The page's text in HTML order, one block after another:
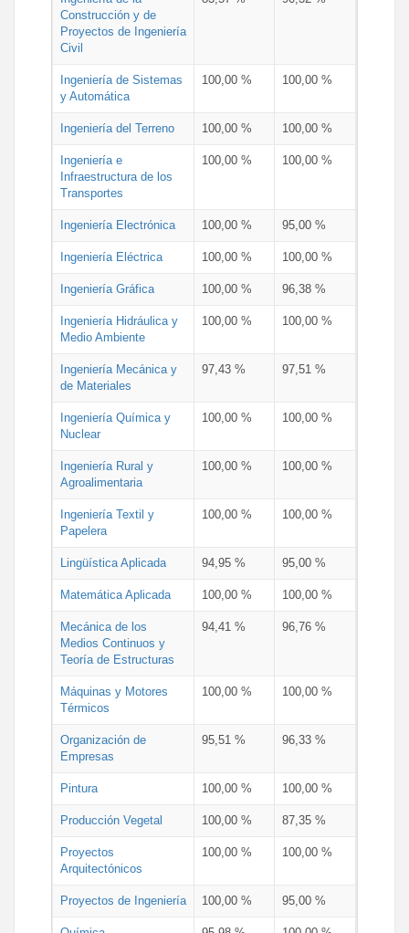
Construcción y de
Proyectos de Ingeniería
Civil
Ingeniería de Sistemas
y Automática
100,00 % 100,00 %
Ingeniería del Terreno 100,00 % 100,00 %
Ingeniería e
Infraestructura de los
Transportes
100,00 % 100,00 %
Ingeniería Electrónica 100,00 % 95,00 %
Ingeniería Eléctrica 100,00 % 100,00 %
Ingeniería Gráfica 100,00 % 96,38 %
Ingeniería Hidráulica y
Medio Ambiente
100,00 % 100,00 %
Ingeniería Mecánica y
de Materiales
97,43 % 97,51 %
Ingeniería Química y
Nuclear
100,00 % 100,00 %
Ingeniería Rural y
Agroalimentaria
100,00 % 100,00 %
Ingeniería Textil y
Papelera
100,00 % 100,00 %
Lingüística Aplicada 94,95 % 95,00 %
Matemática Aplicada 100,00 % 100,00 %
Mecánica de los
Medios Continuos y
Teoría de Estructuras
94,41 % 96,76 %
Máquinas y Motores
Térmicos
100,00 % 100,00 %
Organización de
Empresas
95,51 % 96,33 %
Pintura 100,00 % 100,00 %
Producción Vegetal 100,00 % 87,35 %
Proyectos
Arquitectónicos
100,00 % 100,00 %
Proyectos de Ingeniería 100,00 % 95,00 %